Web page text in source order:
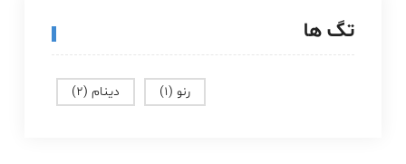
تگ ها
دینام (2) رنو (1)